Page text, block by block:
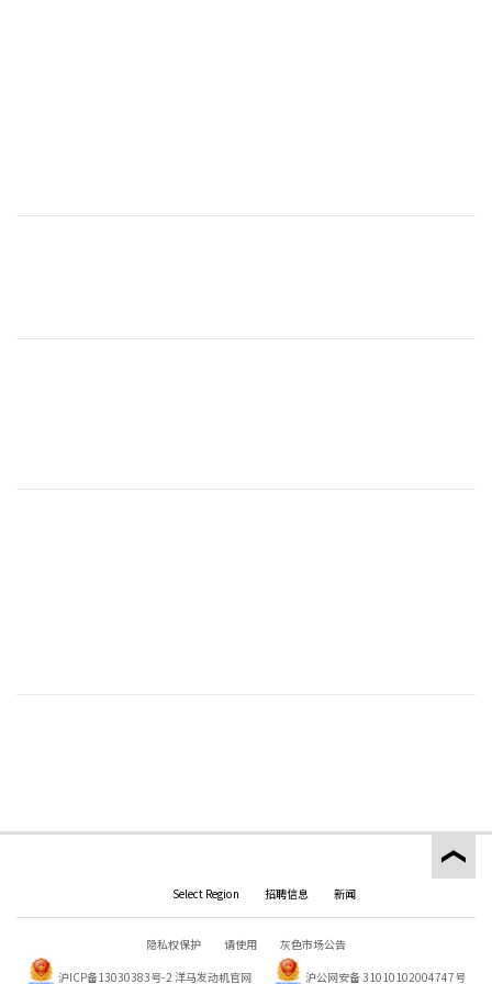
Select Region 招聘信息 新闻
隐私权保护 请使用
灰色市场公告
沪ICP备13030383号-2 洋马发动机官网 沪公网安备 31010102004747号